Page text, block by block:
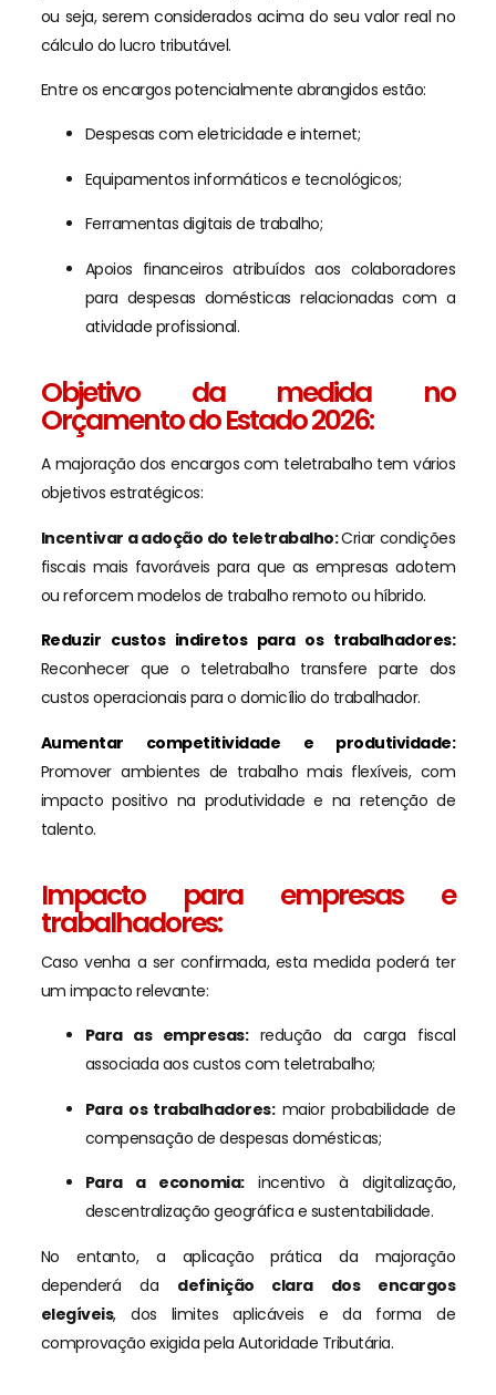
ou seja, serem considerados acima do seu valor real no
cálculo do lucro tributável.
Entre os encargos potencialmente abrangidos estão:
Despesas com eletricidade e internet;
Equipamentos informáticos e tecnológicos;
Ferramentas digitais de trabalho;
Apoios financeiros atribuídos aos colaboradores
para despesas domésticas relacionadas com a
atividade profissional.
Objetivo da medida no
Orçamento do Estado 2026:
A majoração dos encargos com teletrabalho tem vários
objetivos estratégicos:
Incentivar a adoção do teletrabalho:Criar condições
fiscais mais favoráveis para que as empresas adotem
ou reforcem modelos de trabalho remoto ou híbrido.
Reduzir custos indiretos para os trabalhadores:
Reconhecer que o teletrabalho transfere parte dos
custos operacionais para o domicílio do trabalhador.
Aumentar competitividade e produtividade:
Promover ambientes de trabalho mais flexíveis, com
impacto positivo na produtividade e na retenção de
talento.
Impacto para empresas e
trabalhadores:
Caso venha a ser confirmada, esta medida poderá ter
um impacto relevante:
Para as empresas:redução da carga fiscal
associada aos custos com teletrabalho;
Para os trabalhadores:maior probabilidade de
compensação de despesas domésticas;
Para a economia:incentivo à digitalização,
descentralização geográfica e sustentabilidade.
No entanto, a aplicação prática da majoração
dependerá da definição clara dos encargos
elegíveis, dos limites aplicáveis e da forma de
comprovação exigida pela Autoridade Tributária.